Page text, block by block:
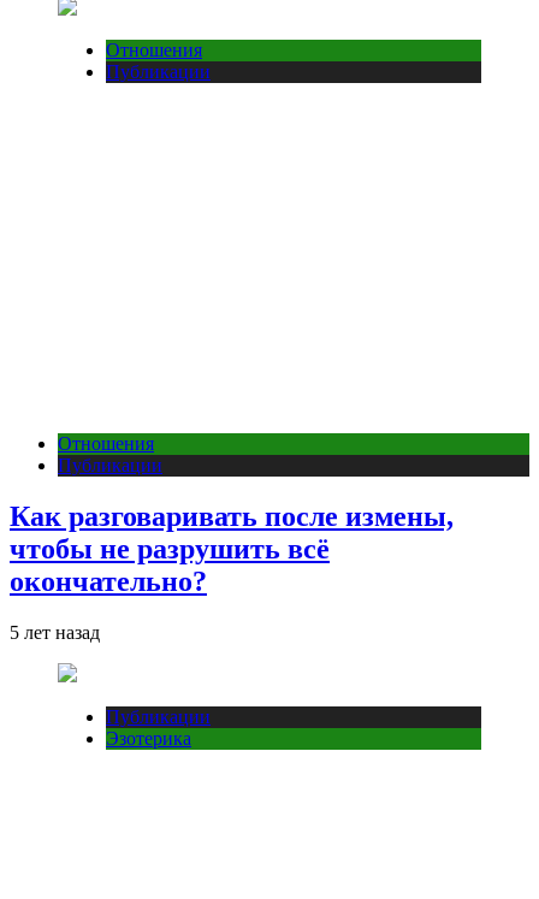
Отношения
Публикации
Отношения
Публикации
Как разговаривать после измены,
чтобы не разрушить всё
окончательно?
5 лет назад
Публикации
Эзотерика